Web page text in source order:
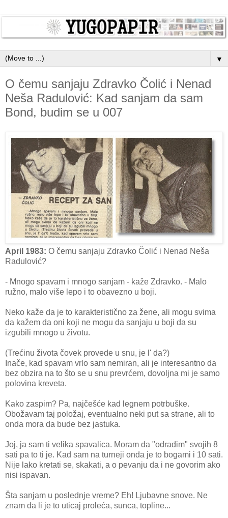
▼
O čemu sanjaju Zdravko Čolić i Nenad
Neša Radulović: Kad sanjam da sam
Bond, budim se u 007
April 1983: O čemu sanjaju Zdravko Čolić i Nenad Neša
Radulović?
- Mnogo spavam i mnogo sanjam - kaže Zdravko. - Malo
ružno, malo više lepo i to obavezno u boji.
Neko kaže da je to karakteristično za žene, ali mogu svima
da kažem da oni koji ne mogu da sanjaju u boji da su
izgubili mnogo u životu.
(Trećinu života čovek provede u snu, je l' da?)
Inače, kad spavam vrlo sam nemiran, ali je interesantno da
bez obzira na to što se u snu prevrćem, dovoljna mi je samo
polovina kreveta.
Kako zaspim? Pa, najčešće kad legnem potrbuške.
Obožavam taj položaj, eventualno neki put sa strane, ali to
onda mora da bude bez jastuka.
Joj, ja sam ti velika spavalica. Moram da "odradim" svojih 8
sati pa to ti je. Kad sam na turneji onda je to bogami i 10 sati.
Nije lako kretati se, skakati, a o pevanju da i ne govorim ako
nisi ispavan.
Šta sanjam u poslednje vreme? Eh! Ljubavne snove. Ne
znam da li je to uticaj proleća, sunca, topline...